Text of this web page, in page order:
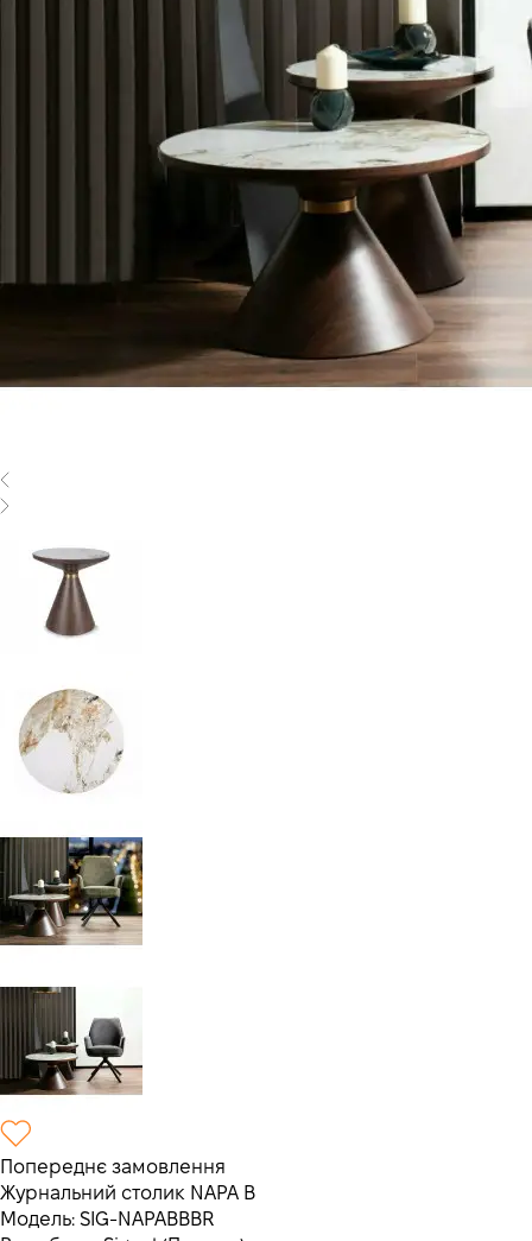
Попереднє замовлення
Журнальний столик NAPA B
Модель: SIG-NAPABBBR